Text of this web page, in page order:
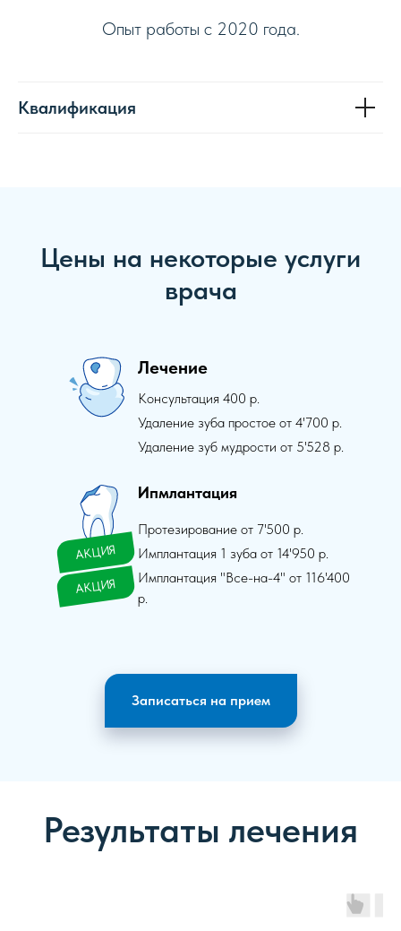
Опыт работы с 2020 года.
Квалификация
Цены на некоторые услуги
врача
Консультация 400 р.
Удаление зуб мудрости от 5'528 р.
Лечение
Удаление зуба простое от 4'700 р.
Ипмлантация
Протезирование от 7'500 р.
Имплантация 1 зуба от 14'950 р.
Имплантация "Все-на-4" от 116'400
р.
АКЦИЯ
АКЦИЯ
Записаться на прием
Результаты лечения